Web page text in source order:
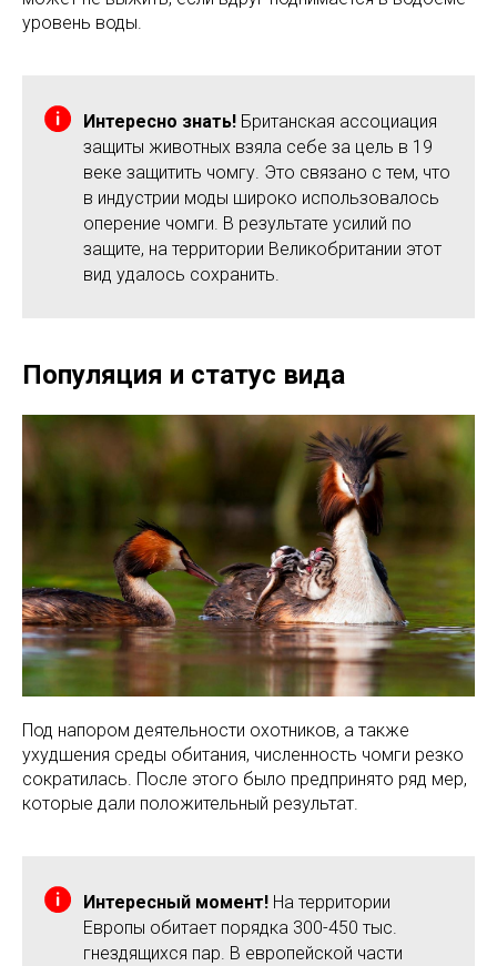
уровень воды.
Интересно знать! Британская ассоциация
защиты животных взяла себе за цель в 19
веке защитить чомгу. Это связано с тем, что
в индустрии моды широко использовалось
оперение чомги. В результате усилий по
защите, на территории Великобритании этот
вид удалось сохранить.
Популяция и статус вида
Под напором деятельности охотников, а также
ухудшения среды обитания, численность чомги резко
сократилась. После этого было предпринято ряд мер,
которые дали положительный результат.
Интересный момент! На территории
Европы обитает порядка 300-450 тыс.
гнездящихся пар. В европейской части